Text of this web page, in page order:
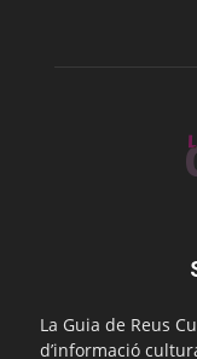
La Guia de Reus
d’informació